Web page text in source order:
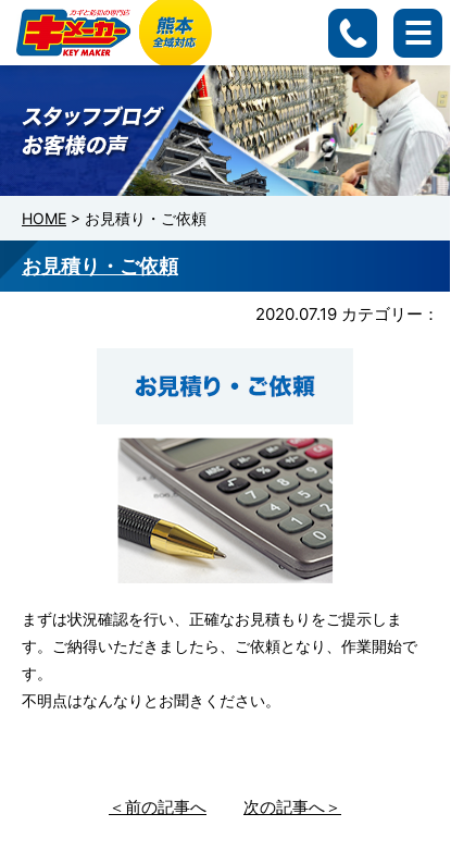
HOME > お見積り・ご依頼
お見積り・ご依頼
2020.07.19 カテゴリー：
まずは状況確認を行い、正確なお見積もりをご提示しま
す。ご納得いただきましたら、ご依頼となり、作業開始で
す。
不明点はなんなりとお聞きください。
＜前の記事へ 次の記事へ＞